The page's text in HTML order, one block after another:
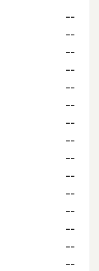
--
--
--
--
--
--
--
--
--
--
--
--
--
--
--